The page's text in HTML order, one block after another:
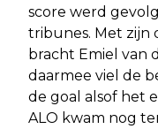
score werd
tribunes. Met zijn
bracht Emiel van
daarmee viel de
de goal alsof het
ALO kwam nog